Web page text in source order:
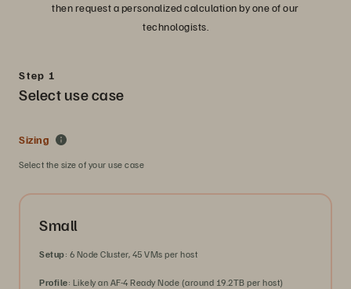
then request a personalized calculation by one of our
technologists.
Step 1
Select use case
Sizing
Select the size of your use case
Small
Setup: 6 Node Cluster, 45 VMs per host
Profile: Likely an AF-4 Ready Node (around 19.2TB per host)